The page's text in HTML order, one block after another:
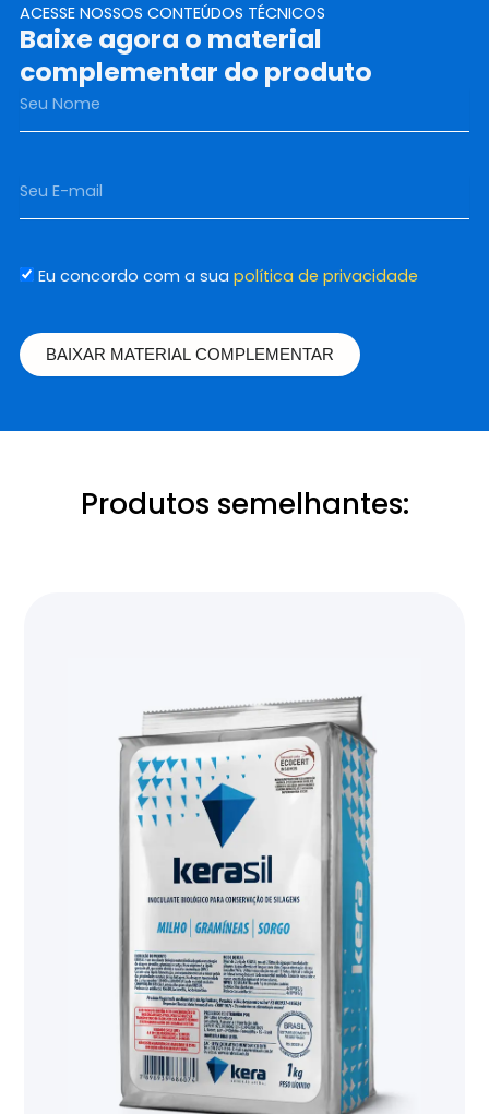
ACESSE NOSSOS CONTEÚDOS TÉCNICOS
Baixe agora o material
complementar do produto
Nome
Email
Eu concordo com a sua política de privacidade
BAIXAR MATERIAL COMPLEMENTAR
Produtos semelhantes: